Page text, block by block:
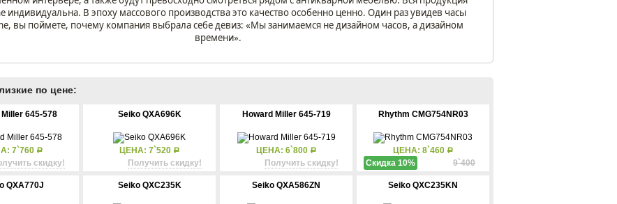
индивидуальна. В эпоху массового производства это качество особенно ценно. Один раз увидев часы
вы поймете, почему компания выбрала себе девиз: «Мы занимаемся не дизайном часов, а дизайном
времени».
по цене:
Miller 645-578
7`760 Р
скидку!
Seiko QXA696K
ЦЕНА: 7`520 Р
Получить скидку!
Howard Miller 645-719
ЦЕНА: 6`800 Р
Получить скидку!
Rhythm CMG754NR03
ЦЕНА: 8`460 Р
9`400
Скидка 10%
QXA770J Seiko QXC235K Seiko QXA586ZN Seiko QXC235KN